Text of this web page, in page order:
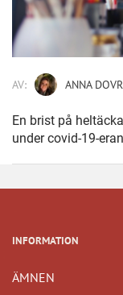
AV: ANNA
En brist på
under covid-19-
INFORMATION
ÄMNEN